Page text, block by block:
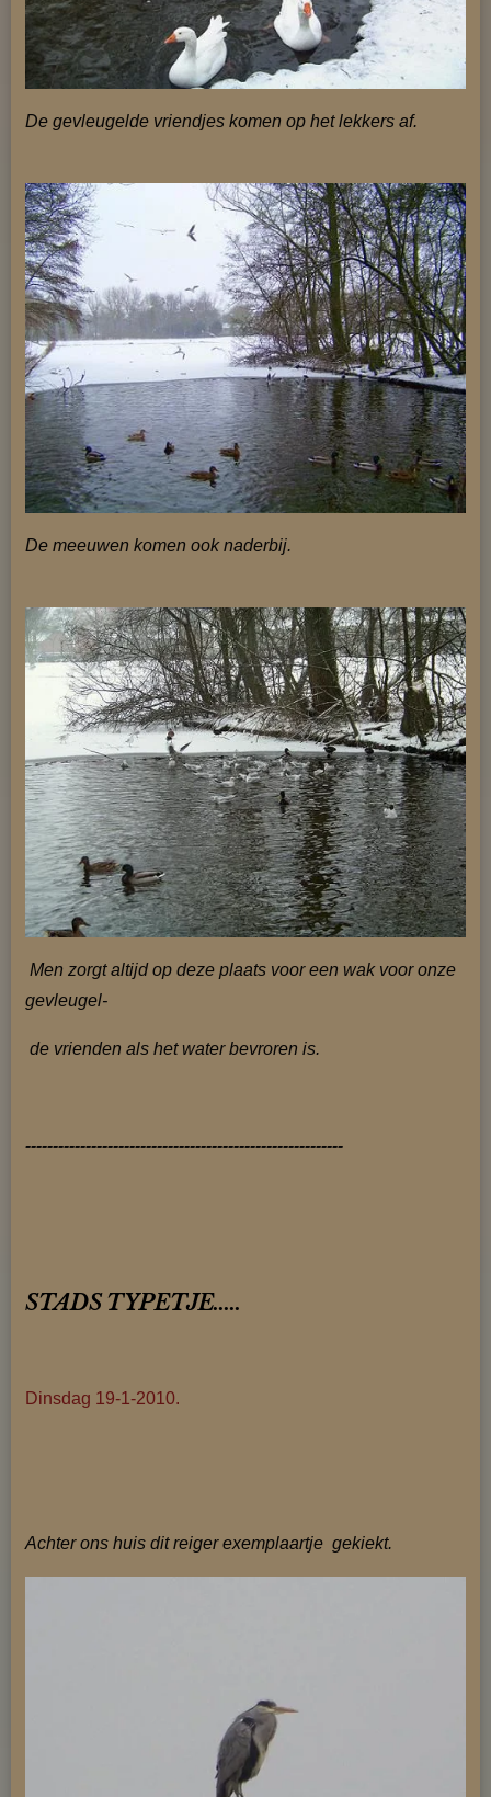
De gevleugelde vriendjes komen op het lekkers af.
De meeuwen komen ook naderbij.
Men zorgt altijd op deze plaats voor een wak voor onze
gevleugel-
de vrienden als het water bevroren is.
----------------------------------------------------------
STADS TYPETJE.....
Dinsdag 19-1-2010.
Achter ons huis dit reiger exemplaartje gekiekt.